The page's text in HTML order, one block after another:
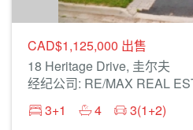
CAD$1,125,000 出售
18 Heritage Drive, 圭尔夫
经纪公司: RE/MAX REAL
3+1
4 3(1+2)